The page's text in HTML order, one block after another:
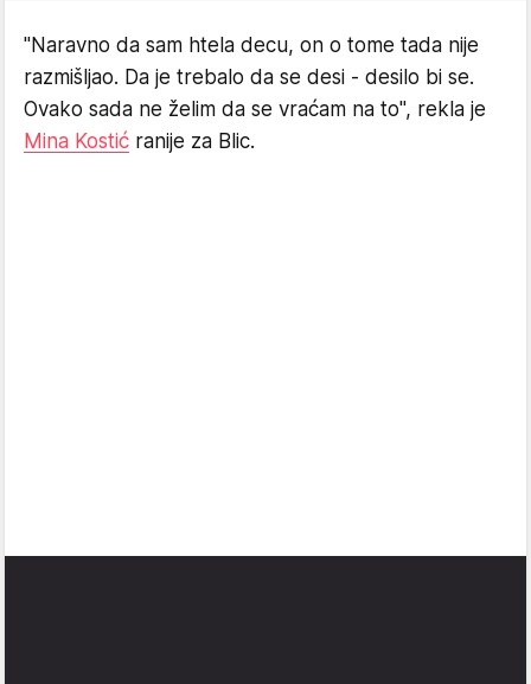
"Naravno da sam htela decu, on o tome tada nije
razmišljao. Da je trebalo da se desi - desilo bi se.
Ovako sada ne želim da se vraćam na to", rekla je
Mina Kostić ranije za Blic.